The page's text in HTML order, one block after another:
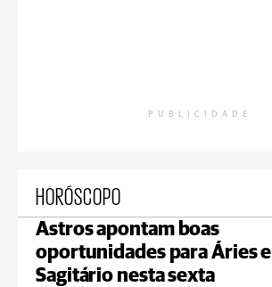
PUBLICIDADE
HORÓSCOPO
Astros apontam boas
oportunidades para Áries e
Sagitário nesta sexta